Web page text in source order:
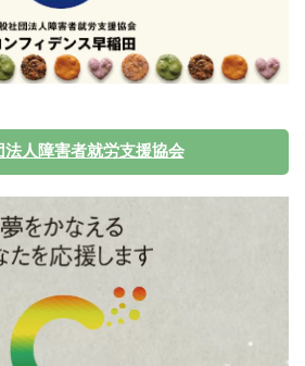
法人障害者就労支援協会